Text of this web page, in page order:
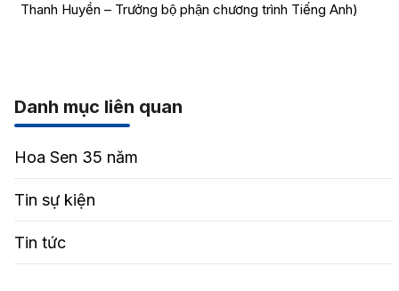
Thanh Huyền – Trưởng bộ phận chương trình Tiếng Anh)
Danh mục liên quan
Hoa Sen 35 năm
Tin sự kiện
Tin tức